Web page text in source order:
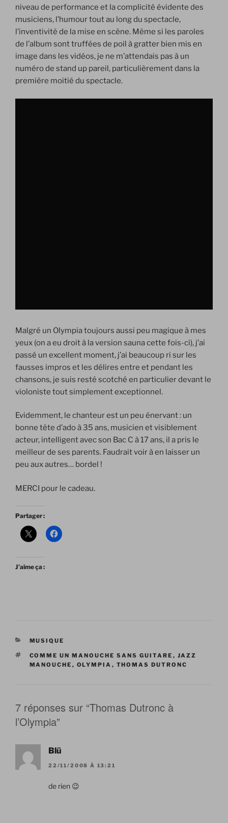
niveau de performance et la complicité évidente des
musiciens, l’humour tout au long du spectacle,
l’inventivité de la mise en scène. Même si les paroles
de l’album sont truffées de poil à gratter bien mis en
image dans les vidéos, je ne m’attendais pas à un
numéro de stand up pareil, particulièrement dans la
première moitié du spectacle.
Malgré un Olympia toujours aussi peu magique à mes
yeux (on a eu droit à la version sauna cette fois-ci), j’ai
passé un excellent moment, j’ai beaucoup ri sur les
fausses impros et les délires entre et pendant les
chansons, je suis resté scotché en particulier devant le
violoniste tout simplement exceptionnel.
Evidemment, le chanteur est un peu énervant : un
bonne tête d’ado à 35 ans, musicien et visiblement
acteur, intelligent avec son Bac C à 17 ans, il a pris le
meilleur de ses parents. Faudrait voir à en laisser un
peu aux autres… bordel !
MERCI pour le cadeau.
Partager :
J’aime ça :
CATÉGORIES
MUSIQUE
ÉTIQUETTES
COMME UN MANOUCHE SANS GUITARE , JAZZ
MANOUCHE , OLYMPIA , THOMAS DUTRONC
7 réponses sur “Thomas Dutronc à
l’Olympia”
Blü
22/11/2008 À 13:21
de rien 😉